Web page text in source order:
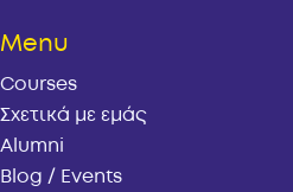
Menu
Courses
Σχετικά με εμάς
Alumni
Blog / Events